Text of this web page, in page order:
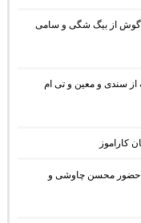
گوش از بیگ شگی و سامی
از سندی و معین و تی ام
کاراموز
دی جی یاشار با حضور محسن چاوشی و